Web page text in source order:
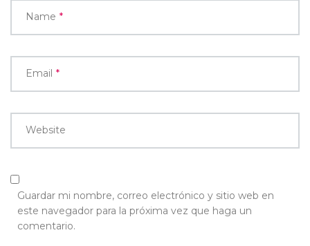
Name *
Email *
Website
Guardar mi nombre, correo electrónico y sitio web en
este navegador para la próxima vez que haga un
comentario.